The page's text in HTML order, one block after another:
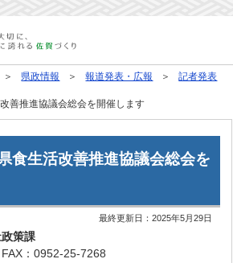
県政情報 報道発表・広報
記者発表
善推進協議会総会を開催します
食生活改善推進協議会総会を
最終更新日：2025年5月29日
策課
FAX：0952-25-7268